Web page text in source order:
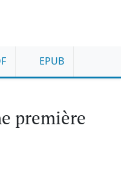
EPUB
première